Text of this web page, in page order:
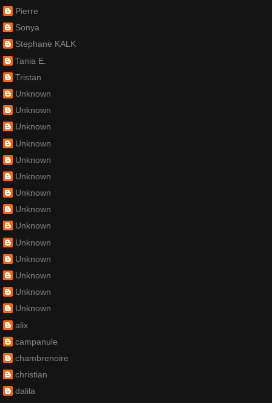
Pierre
Sonya
Stephane KALK
Tania E.
Tristan
Unknown
Unknown
Unknown
Unknown
Unknown
Unknown
Unknown
Unknown
Unknown
Unknown
Unknown
Unknown
Unknown
Unknown
alix
campanule
chambrenoire
christian
dalila